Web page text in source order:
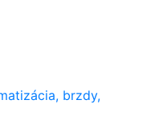
brzdy,